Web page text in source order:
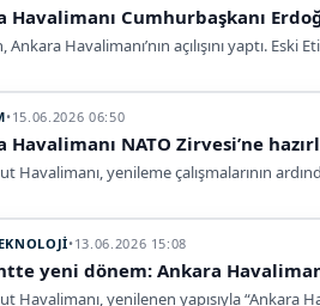
Havalimanı Cumhurbaşkanı
Ankara Havalimanı’nın açılışını yaptı.
•15.06.2026 06:50
Havalimanı NATO Zirvesi’ne
Havalimanı, yenileme çalışmalarının
•13.06.2026 15:08
yeni dönem: Ankara
Havalimanı, yenilenen yapısıyla “Ankara